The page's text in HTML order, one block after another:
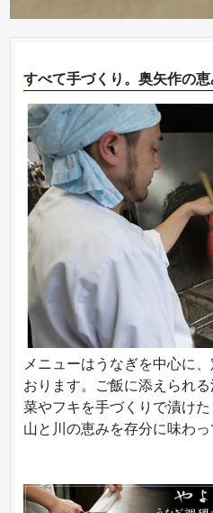
すべて手づくり。奥矢作の
メニューはうなぎを中心に
おります。ご飯に添えられ
菜やフキを手づくりで漬け
山と川の恵みを存分に味わっ